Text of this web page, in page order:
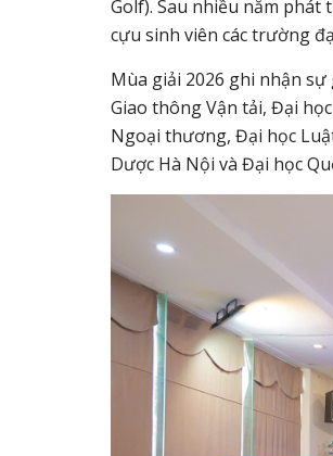
Golf). Sau nhiều năm
cựu sinh viên các trường
Mùa giải 2026 ghi nhận
Giao thông Vận tải, Đại
Ngoại thương, Đại học
Dược Hà Nội và Đại học